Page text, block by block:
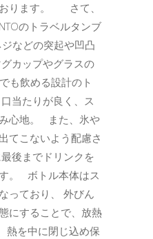
ります。 さて、
のトラベルタンブ
などの突起や凹凸
カップやグラスの
も飲める設計のト
当たりが良く、ス
心地。 また、氷や
てこないよう配慮さ
後までドリンクを
。 ボトル本体はス
っており、 外びん
にすることで、放熱
熱を中に閉じ込め保